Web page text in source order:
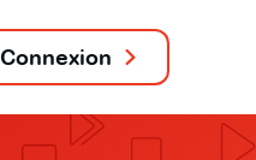
Connexion